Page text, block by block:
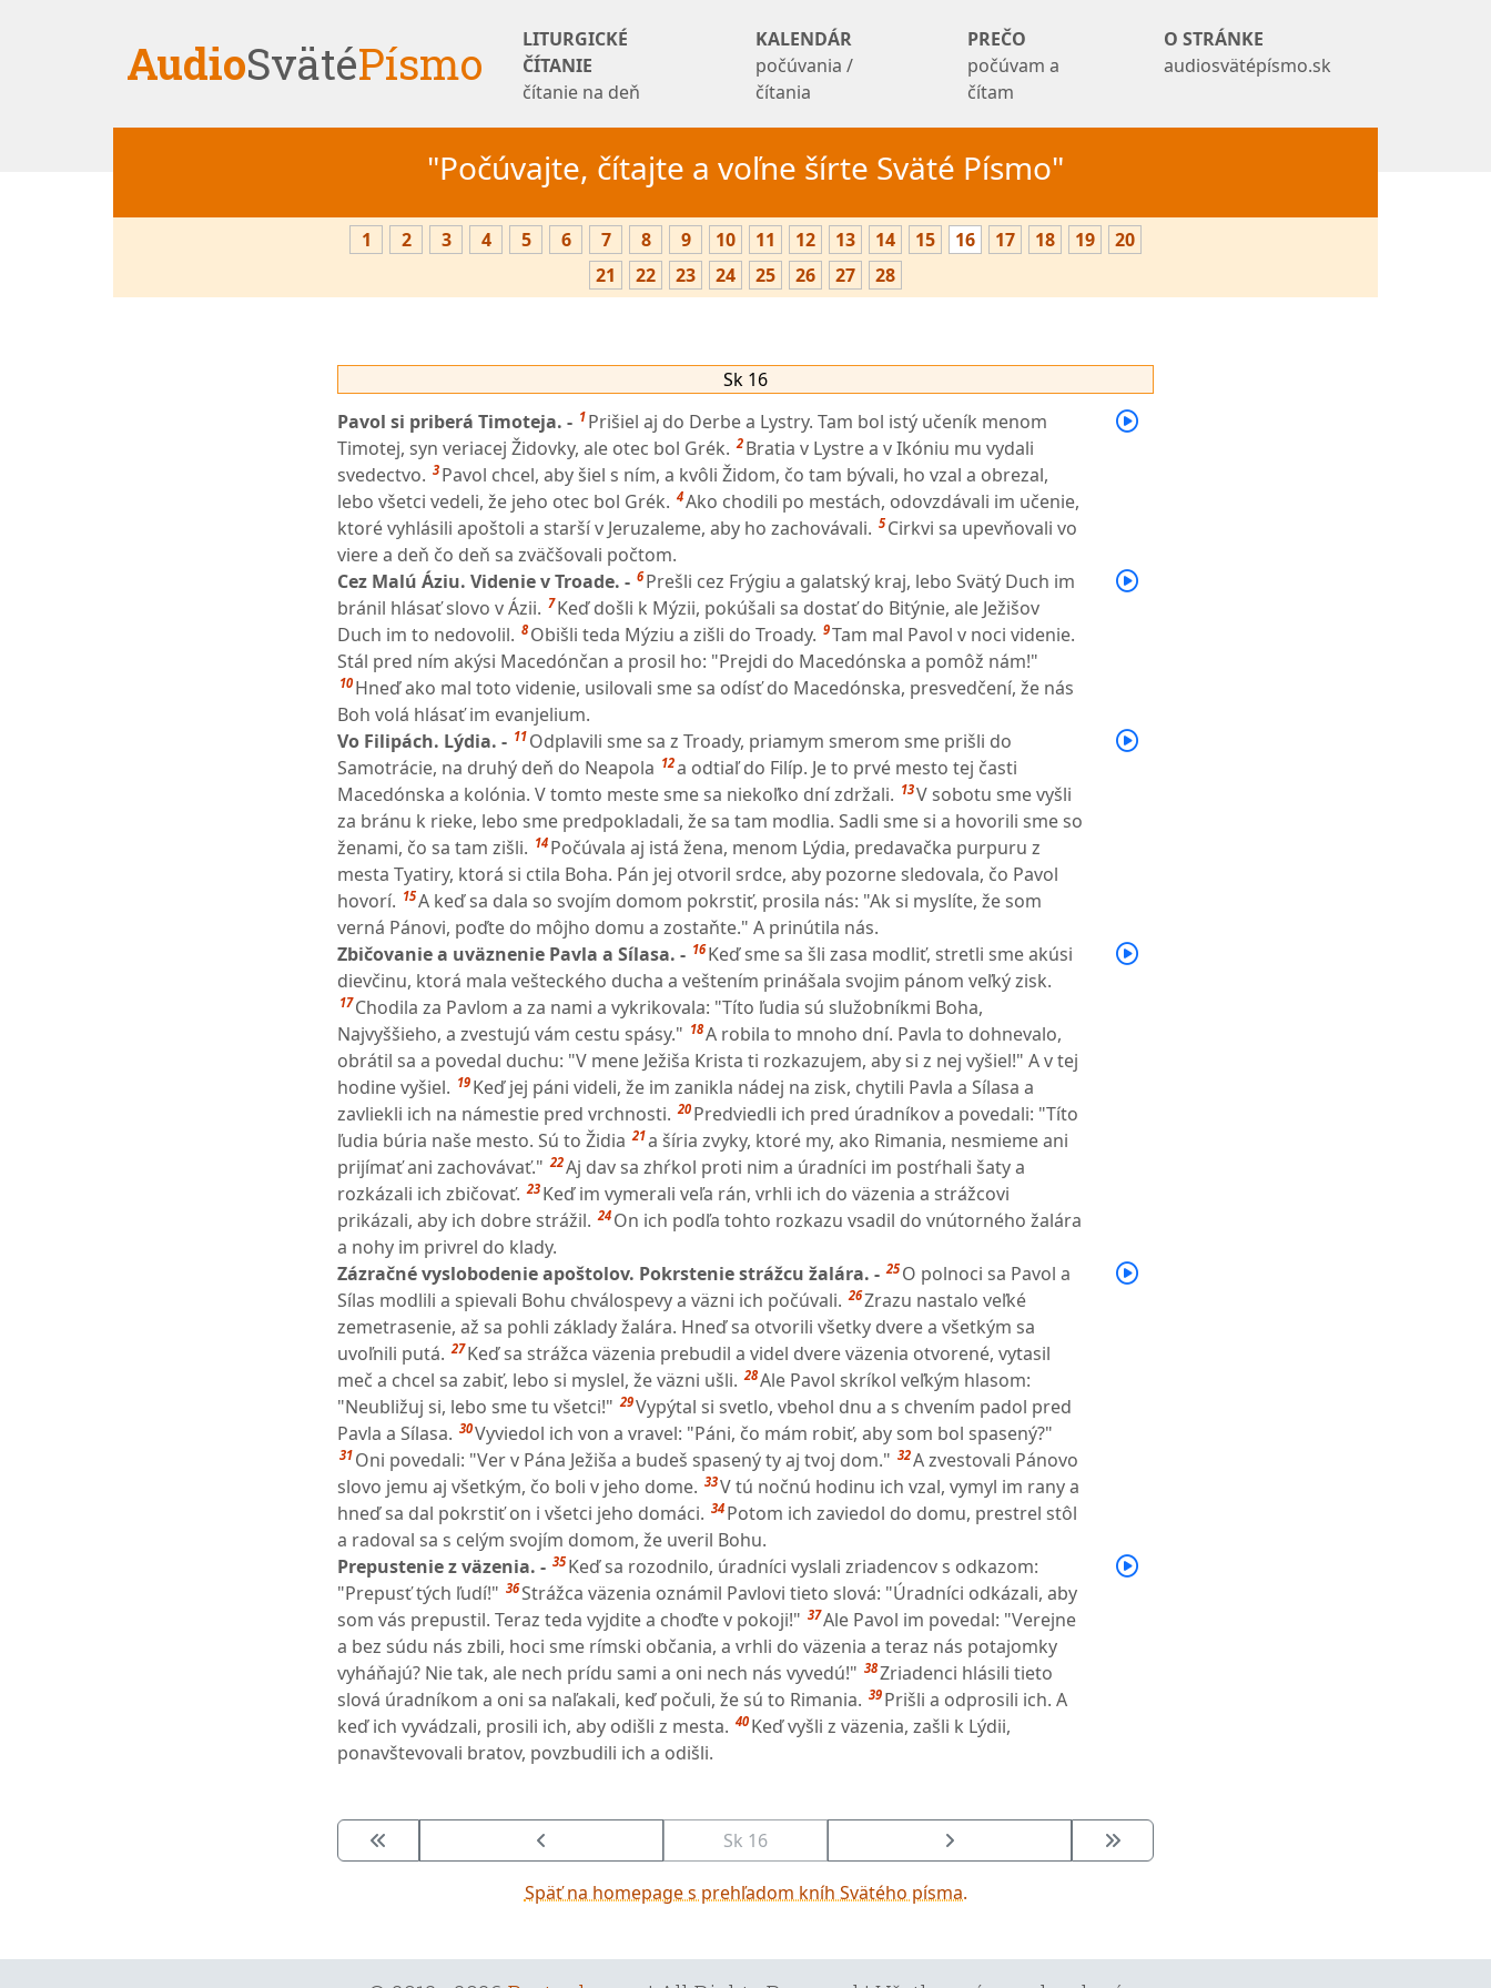
AudioSvätéPísmo
LITURGICKÉ
ČÍTANIE
čítanie na deň
KALENDÁR
počúvania /
čítania
PREČO
počúvam a
čítam
O STRÁNKE
audiosvätépísmo.sk
"Počúvajte, čítajte a voľne šírte Sväté Písmo"
1 2 3 4 5 6 7 8 9 10 11 12 13 14 15 16 17 18 19
20
21
22 23 24 25 26 27 28
Sk 16
Pavol si priberá Timoteja. - 1 Prišiel aj do Derbe a Lystry. Tam bol istý učeník menom
Timotej, syn veriacej Židovky, ale otec bol Grék. 2 Bratia v Lystre a v Ikóniu mu vydali
svedectvo. 3 Pavol chcel, aby šiel s ním, a kvôli Židom, čo tam bývali, ho vzal a obrezal,
lebo všetci vedeli, že jeho otec bol Grék. 4Ako chodili po mestách, odovzdávali im učenie,
ktoré vyhlásili apoštoli a starší v Jeruzaleme, aby ho zachovávali. 5 Cirkvi sa upevňovali vo
viere a deň čo deň sa zväčšovali počtom.
Cez Malú Áziu. Videnie v Troade. - 6 Prešli cez Frýgiu a galatský kraj, lebo Svätý Duch im
bránil hlásať slovo v Ázii. 7 Keď došli k Mýzii, pokúšali sa dostať do Bitýnie, ale Ježišov
Duch im to nedovolil. 8 Obišli teda Mýziu a zišli do Troady. 9Tam mal Pavol v noci videnie.
Stál pred ním akýsi Macedónčan a prosil ho: "Prejdi do Macedónska a pomôž nám!"
10 Hneď ako mal toto videnie, usilovali sme sa odísť do Macedónska, presvedčení, že nás
Boh volá hlásať im evanjelium.
Vo Filipách. Lýdia. - 11 Odplavili sme sa z Troady, priamym smerom sme prišli do
Samotrácie, na druhý deň do Neapola 12a odtiaľ do Filíp. Je to prvé mesto tej časti
Macedónska a kolónia. V tomto meste sme sa niekoľko dní zdržali. 13V sobotu sme vyšli
za bránu k rieke, lebo sme predpokladali, že sa tam modlia. Sadli sme si a hovorili sme so
ženami, čo sa tam zišli. 14 Počúvala aj istá žena, menom Lýdia, predavačka purpuru z
mesta Tyatiry, ktorá si ctila Boha. Pán jej otvoril srdce, aby pozorne sledovala, čo Pavol
hovorí. 15A keď sa dala so svojím domom pokrstiť, prosila nás: "Ak si myslíte, že som
verná Pánovi, poďte do môjho domu a zostaňte." A prinútila nás.
Zbičovanie a uväznenie Pavla a Sílasa. - 16 Keď sme sa šli zasa modliť, stretli sme akúsi
dievčinu, ktorá mala vešteckého ducha a veštením prinášala svojim pánom veľký zisk.
17 Chodila za Pavlom a za nami a vykrikovala: "Títo ľudia sú služobníkmi Boha,
Najvyššieho, a zvestujú vám cestu spásy." 18A robila to mnoho dní. Pavla to dohnevalo,
obrátil sa a povedal duchu: "V mene Ježiša Krista ti rozkazujem, aby si z nej vyšiel!" A v tej
hodine vyšiel. 19 Keď jej páni videli, že im zanikla nádej na zisk, chytili Pavla a Sílasa a
zavliekli ich na námestie pred vrchnosti. 20 Predviedli ich pred úradníkov a povedali: "Títo
ľudia búria naše mesto. Sú to Židia 21a šíria zvyky, ktoré my, ako Rimania, nesmieme ani
prijímať ani zachovávať." 22Aj dav sa zhŕkol proti nim a úradníci im postŕhali šaty a
rozkázali ich zbičovať. 23 Keď im vymerali veľa rán, vrhli ich do väzenia a strážcovi
prikázali, aby ich dobre strážil. 24 On ich podľa tohto rozkazu vsadil do vnútorného žalára
a nohy im privrel do klady.
Zázračné vyslobodenie apoštolov. Pokrstenie strážcu žalára. - 25 O polnoci sa Pavol a
Sílas modlili a spievali Bohu chválospevy a väzni ich počúvali. 26Zrazu nastalo veľké
zemetrasenie, až sa pohli základy žalára. Hneď sa otvorili všetky dvere a všetkým sa
uvoľnili putá. 27 Keď sa strážca väzenia prebudil a videl dvere väzenia otvorené, vytasil
meč a chcel sa zabiť, lebo si myslel, že väzni ušli. 28Ale Pavol skríkol veľkým hlasom:
"Neubližuj si, lebo sme tu všetci!" 29Vypýtal si svetlo, vbehol dnu a s chvením padol pred
Pavla a Sílasa. 30Vyviedol ich von a vravel: "Páni, čo mám robiť, aby som bol spasený?"
31 Oni povedali: "Ver v Pána Ježiša a budeš spasený ty aj tvoj dom." 32A zvestovali Pánovo
slovo jemu aj všetkým, čo boli v jeho dome. 33V tú nočnú hodinu ich vzal, vymyl im rany a
hneď sa dal pokrstiť on i všetci jeho domáci. 34 Potom ich zaviedol do domu, prestrel stôl
a radoval sa s celým svojím domom, že uveril Bohu.
Prepustenie z väzenia. - 35 Keď sa rozodnilo, úradníci vyslali zriadencov s odkazom:
"Prepusť tých ľudí!" 36Strážca väzenia oznámil Pavlovi tieto slová: "Úradníci odkázali, aby
som vás prepustil. Teraz teda vyjdite a choďte v pokoji!" 37Ale Pavol im povedal: "Verejne
a bez súdu nás zbili, hoci sme rímski občania, a vrhli do väzenia a teraz nás potajomky
vyháňajú? Nie tak, ale nech prídu sami a oni nech nás vyvedú!" 38Zriadenci hlásili tieto
slová úradníkom a oni sa naľakali, keď počuli, že sú to Rimania. 39 Prišli a odprosili ich. A
keď ich vyvádzali, prosili ich, aby odišli z mesta. 40 Keď vyšli z väzenia, zašli k Lýdii,
ponavštevovali bratov, povzbudili ich a odišli.
Sk 16
Späť na homepage s prehľadom kníh Svätého písma.